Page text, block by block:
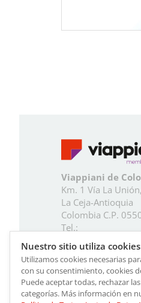
Viappiani de
Km. 1 Vía La Unión,
La Ceja-Antioquia
Colombia C.P.
Tel.:
+57 604 555 00 00
Mail:
Nuestro sitio utiliza cookies
Utilizamos cookies necesarias
con su consentimiento, cookies
Puede aceptar todas, rechazar
categorías. Más información en